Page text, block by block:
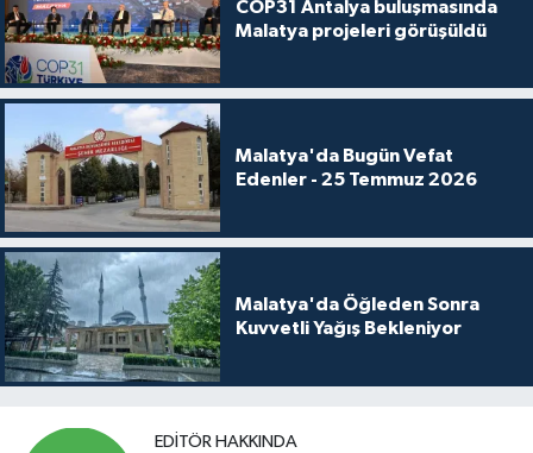
COP31 Antalya buluşmasında
Malatya projeleri görüşüldü
Malatya'da Bugün Vefat
Edenler - 25 Temmuz 2026
Malatya'da Öğleden Sonra
Kuvvetli Yağış Bekleniyor
EDITÖR HAKKINDA